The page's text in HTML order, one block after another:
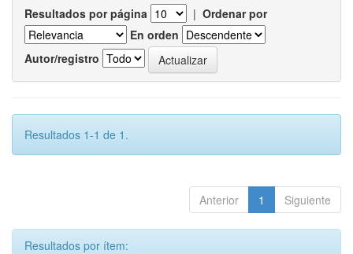
Resultados por página | Ordenar por
En orden
Autor/registro
Resultados 1-1 de 1.
Anterior 1 Siguiente
Resultados por ítem: